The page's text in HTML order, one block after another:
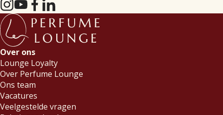
Over ons
Lounge Loyalty
Over Perfume Lounge
Ons team
Vacatures
Veelgestelde vragen